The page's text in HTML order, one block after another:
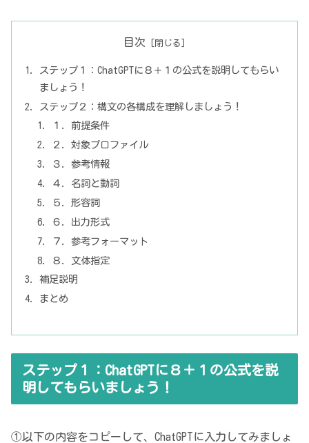
目次
ステップ１：ChatGPTに８＋１の公式を説明してもらい
ましょう！
ステップ２：構文の各構成を理解しましょう！
１. 前提条件
２. 対象プロファイル
３. 参考情報
４. 名詞と動詞
５. 形容詞
６. 出力形式
７. 参考フォーマット
８. 文体指定
補足説明
まとめ
ステップ１：ChatGPTに８＋１の公式を説
明してもらいましょう！
①以下の内容をコピーして、ChatGPTに入力してみましょ